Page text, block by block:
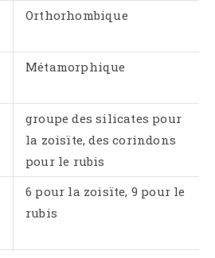
Orthorhombique
Métamorphique
groupe des silicates pour
la zoisïte, des corindons
pour le rubis
6 pour la zoisïte, 9 pour le
rubis